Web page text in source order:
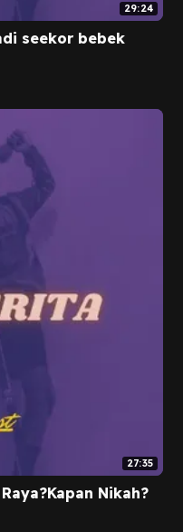
29:24
seekor bebek
27:35
Nikah?